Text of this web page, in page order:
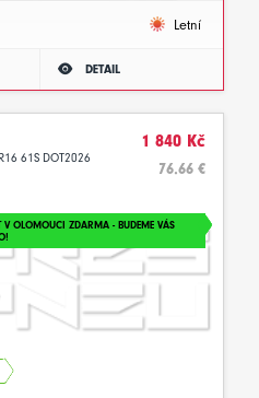
Letní
DETAIL
61S DOT2026
1 840 Kč
76.66 €
V OLOMOUCI ZDARMA - BUDEME VÁS